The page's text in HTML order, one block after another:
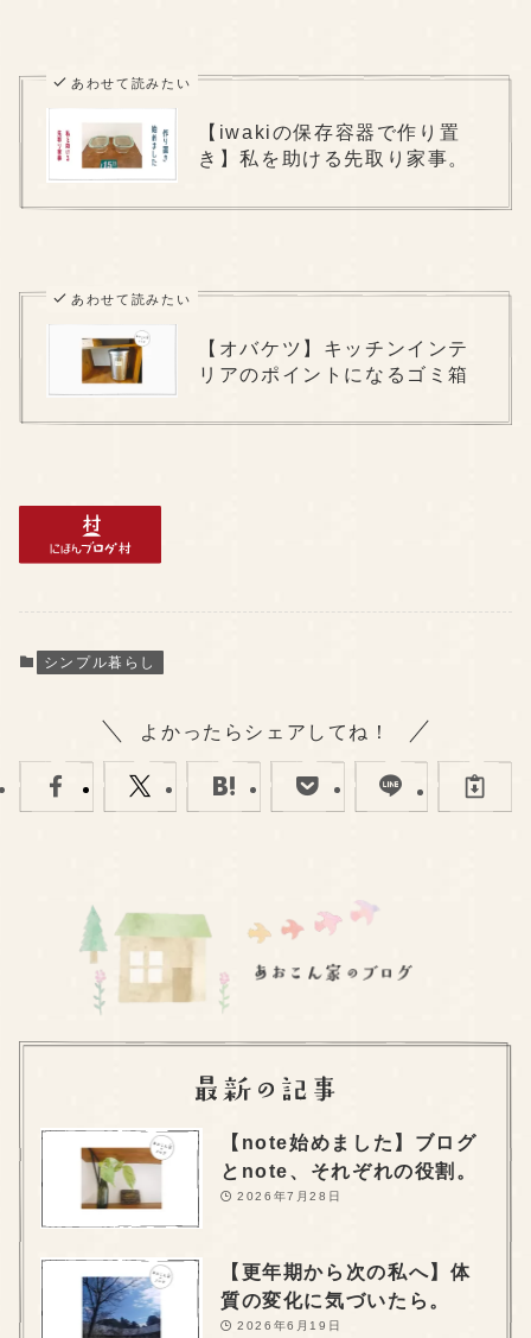
あわせて読みたい
【iwakiの保存容器で作り置
き】私を助ける先取り家事。
あわせて読みたい
【オバケツ】キッチンインテ
リアのポイントになるゴミ箱
シンプル暮らし
よかったらシェアしてね！
【note始めました】ブログ
とnote、それぞれの役割。
2026年7月28日
【更年期から次の私へ】体
質の変化に気づいたら。
2026年6月19日